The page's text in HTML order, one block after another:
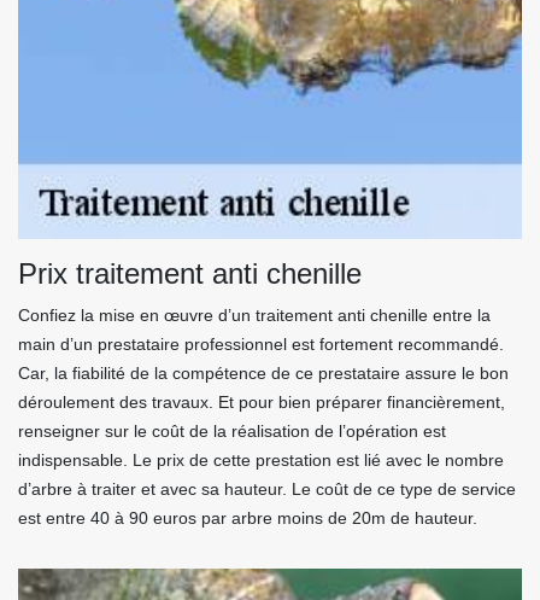
Prix traitement anti chenille
Confiez la mise en œuvre d’un traitement anti chenille entre la
main d’un prestataire professionnel est fortement recommandé.
Car, la fiabilité de la compétence de ce prestataire assure le bon
déroulement des travaux. Et pour bien préparer financièrement,
renseigner sur le coût de la réalisation de l’opération est
indispensable. Le prix de cette prestation est lié avec le nombre
d’arbre à traiter et avec sa hauteur. Le coût de ce type de service
est entre 40 à 90 euros par arbre moins de 20m de hauteur.